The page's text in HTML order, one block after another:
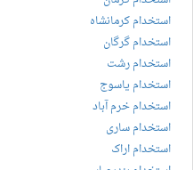
استخدام کرمانشاه
استخدام گرگان
استخدام رشت
استخدام یاسوج
استخدام خرم آباد
استخدام ساری
استخدام اراک